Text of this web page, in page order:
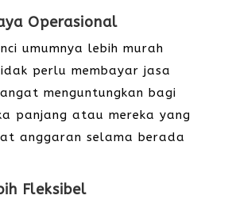
Operasional
umumnya lebih murah
perlu membayar jasa
menguntungkan bagi
panjang atau mereka yang
anggaran selama berada
Fleksibel